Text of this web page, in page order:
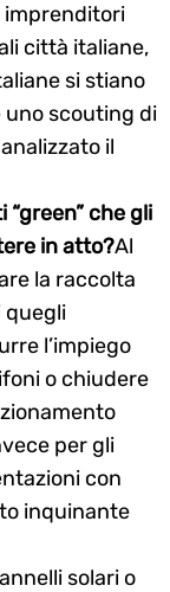
imprenditori
città italiane,
si stiano
uno scouting di
il
che gli
in atto?Al
la raccolta
quegli
l’impiego
o chiudere
per gli
con
inquinante
solari o